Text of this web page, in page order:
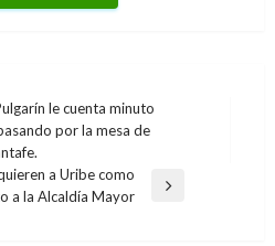
le cuenta minuto
por la mesa de
a Uribe como
a la Alcaldía Mayor